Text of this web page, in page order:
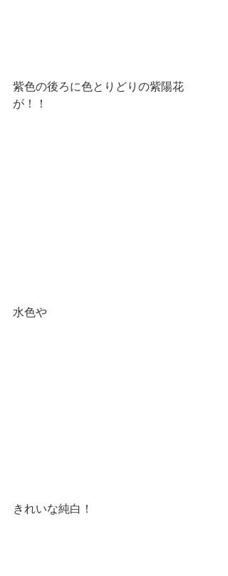
紫色の後ろに色とりどりの紫陽花
が！！
水色や
きれいな純白！